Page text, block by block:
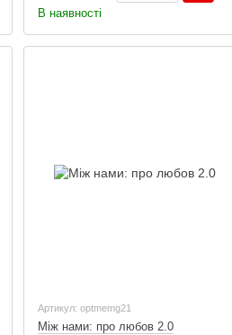
В наявності
Артикул: optmemg21
Між нами: про любов 2.0